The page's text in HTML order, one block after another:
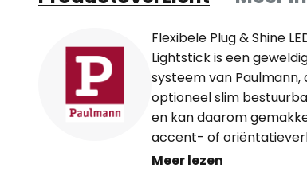
Flexibele Plug & Shine
Lightstick is een
systeem van
optioneel slim
en kan daarom
accent- of
worden gebruikt als
Meer lezen